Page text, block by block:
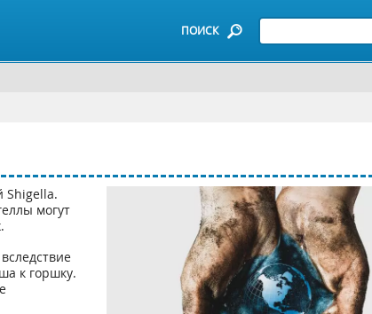
ПОИСК
Shigella.
могут
к горшку.